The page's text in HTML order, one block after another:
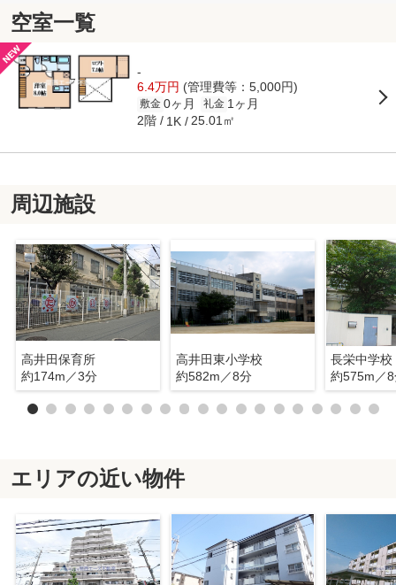
空室一覧
-
6.4万円 (管理費等：5,000円)
敷金 0ヶ月 礼金 1ヶ月
2階 1K 25.01㎡
周辺施設
高井田保育所
約174m／3分
高井田東小学校
約582m／8分
長栄中学校
約575m／
エリアの近い物件